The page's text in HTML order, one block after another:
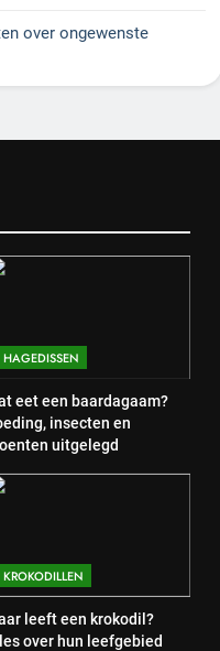
over ongewenste
HAGEDISSEN
eet een baardagaam?
insecten en
uitgelegd
KROKODILLEN
leeft een krokodil?
over hun leefgebied